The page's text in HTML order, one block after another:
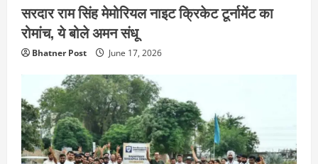
सरदार राम सिंह मेमोरियल नाइट क्रिकेट टूर्नामेंट का
रोमांच, ये बोले अमन संधू
Bhatner Post June 17, 2026